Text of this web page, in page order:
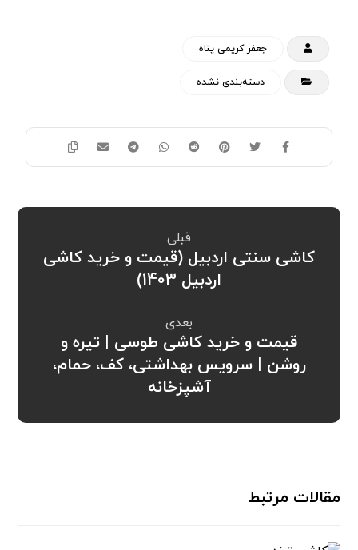
جعفر کریمی پناه
دسته‌بندی نشده
قبلی
کاشی سنتی اردبیل (قیمت و خرید کاشی
اردبیل 1403)
بعدی
قیمت و خرید کاشی طوسی | تیره و
روشن | سرویس بهداشتی، کف، حمام،
آشپزخانه
مقالات مرتبط